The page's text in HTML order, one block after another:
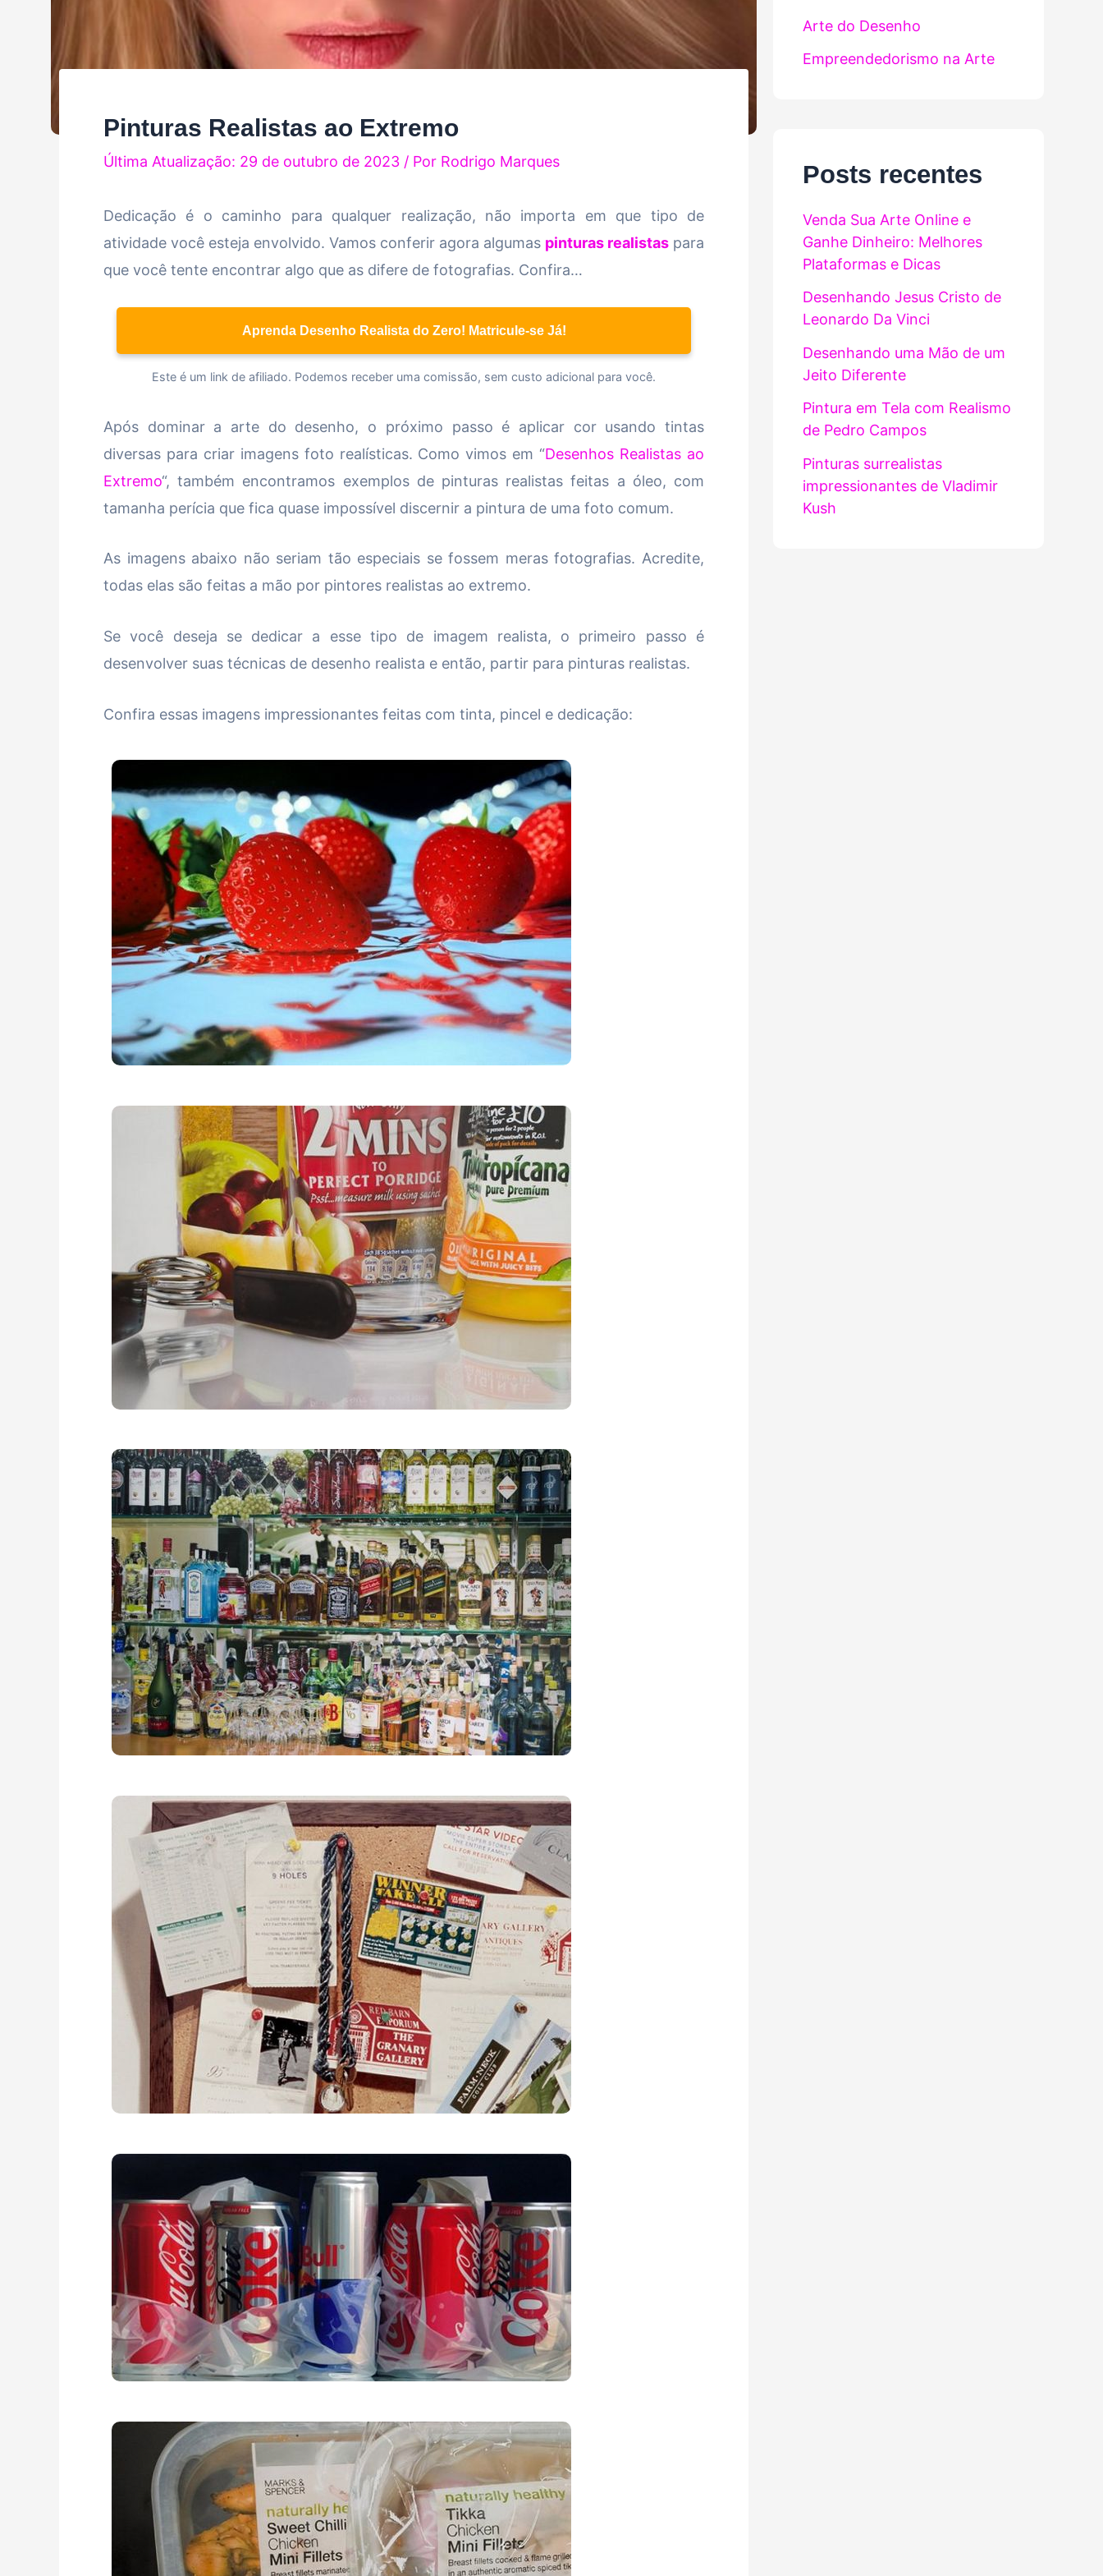
Pinturas Realistas ao Extremo
Última Atualização: 29 de outubro de 2023 / Por Rodrigo Marques
Dedicação é o caminho para qualquer realização, não importa em que tipo de
atividade você esteja envolvido. Vamos conferir agora algumas pinturas realistas para
que você tente encontrar algo que as difere de fotografias. Confira…
Aprenda Desenho Realista do Zero! Matricule-se Já!
Este é um link de afiliado. Podemos receber uma comissão, sem custo adicional para você.
Após dominar a arte do desenho, o próximo passo é aplicar cor usando tintas
diversas para criar imagens foto realísticas. Como vimos em “Desenhos Realistas ao
Extremo“, também encontramos exemplos de pinturas realistas feitas a óleo, com
tamanha perícia que fica quase impossível discernir a pintura de uma foto comum.
As imagens abaixo não seriam tão especiais se fossem meras fotografias. Acredite,
todas elas são feitas a mão por pintores realistas ao extremo.
Se você deseja se dedicar a esse tipo de imagem realista, o primeiro passo é
desenvolver suas técnicas de desenho realista e então, partir para pinturas realistas.
Confira essas imagens impressionantes feitas com tinta, pincel e dedicação:
Arte do Desenho
Empreendedorismo na Arte
Posts recentes
Venda Sua Arte Online e
Ganhe Dinheiro: Melhores
Plataformas e Dicas
Desenhando Jesus Cristo de
Leonardo Da Vinci
Desenhando uma Mão de um
Jeito Diferente
Pintura em Tela com Realismo
de Pedro Campos
Pinturas surrealistas
impressionantes de Vladimir
Kush